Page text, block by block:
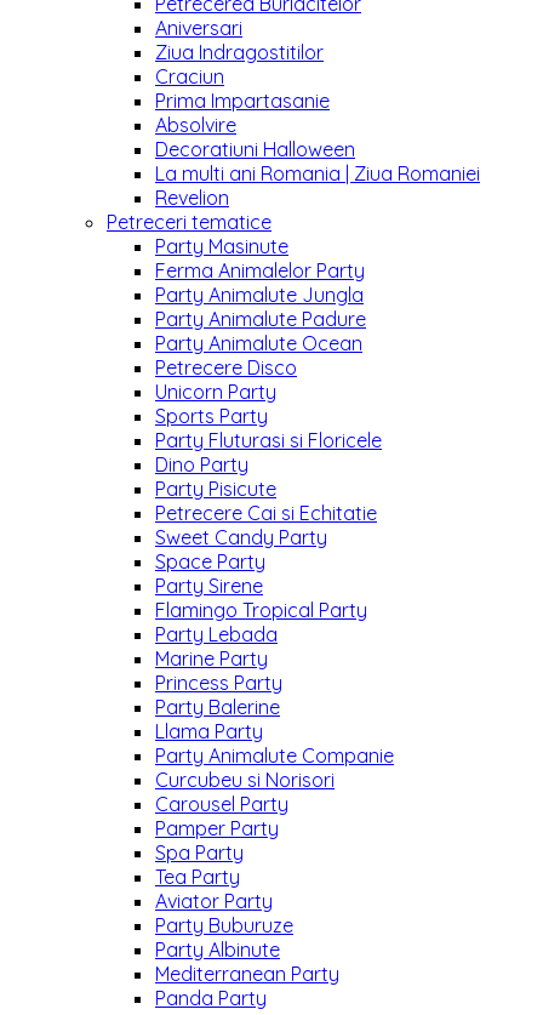
Aniversari
Ziua Indragostitilor
Craciun
Prima Impartasanie
Absolvire
Decoratiuni Halloween
La multi ani Romania | Ziua Romaniei
Revelion
Petreceri tematice
Party Masinute
Ferma Animalelor Party
Party Animalute Jungla
Party Animalute Padure
Party Animalute Ocean
Petrecere Disco
Unicorn Party
Sports Party
Party Fluturasi si Floricele
Dino Party
Party Pisicute
Petrecere Cai si Echitatie
Sweet Candy Party
Space Party
Party Sirene
Flamingo Tropical Party
Party Lebada
Marine Party
Princess Party
Party Balerine
Llama Party
Party Animalute Companie
Curcubeu si Norisori
Carousel Party
Pamper Party
Spa Party
Tea Party
Aviator Party
Party Buburuze
Party Albinute
Mediterranean Party
Panda Party